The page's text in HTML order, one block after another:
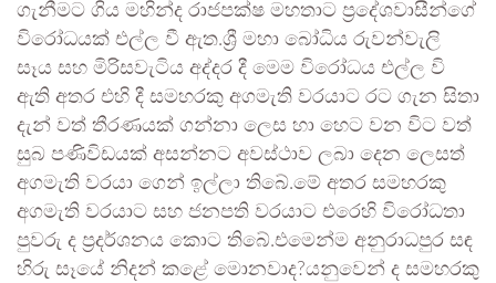
ගැනීමට ගිය මහින්ද රාජපක්ෂ මහතාට ප්‍රදේශවාසීන්ගේ
විරෝධයක් එල්ල වී ඇත.ශ්‍රී මහා බෝධිය රුවන්වැලි
සෑය සහ මිරිසවැටිය අද්දර දී මෙම විරෝධය එල්ල වි
ඇති අතර එහි දී සමහරකු අගමැති වරයාට රට ගැන සිතා
දැන් වත් තීරණයක් ගන්නා ලෙස හා හෙට වන විට වත්
සුබ පණිවිඩයක් අසන්නට අවස්ථාව ලබා දෙන ලෙසත්
අගමැති වරයා ගෙන් ඉල්ලා තිබේ.මේ අතර සමහරකු
අගමැති වරයාට සහ ජනපති වරයාට එරෙහි විරෝධතා
පුවරු ද ප්‍රදර්ශනය කොට තිබේ.එමෙන්ම අනුරාධපුර සඳ
හිරු සෑ‍යේ නිදන් කළේ මොනවාද?යනුවෙන් ද සමහරකු